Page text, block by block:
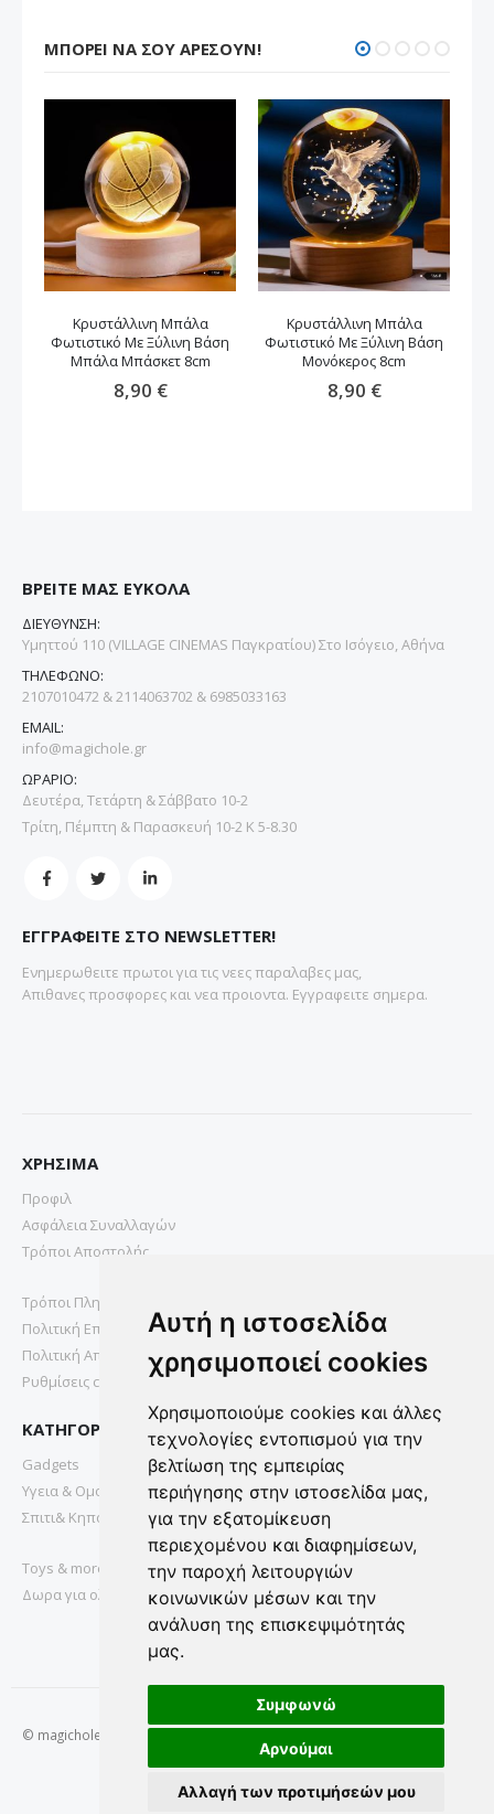
Αυτή η ιστοσελίδα
χρησιμοποιεί cookies
Χρησιμοποιούμε cookies και άλλες
τεχνολογίες εντοπισμού για την
βελτίωση της εμπειρίας
περιήγησης στην ιστοσελίδα μας,
για την εξατομίκευση
περιεχομένου και διαφημίσεων,
την παροχή λειτουργιών
κοινωνικών μέσων και την
ανάλυση της επισκεψιμότητάς
μας.
Συμφωνώ
Αρνούμαι
Αλλαγή των προτιμήσεών μου
ΜΠΟΡΕΊ ΝΑ ΣΟΥ ΑΡΈΣΟΥΝ!
Κρυστάλλινη Μπάλα
Φωτιστικό Με Ξύλινη Βάση
Μπάλα Μπάσκετ 8cm
8,90 €
Κρυστάλλινη Μπάλα
Φωτιστικό Με Ξύλινη Βάση
Μονόκερος 8cm
8,90 €
ΒΡΕΙΤΕ ΜΑΣ ΕΥΚΟΛΑ
ΔΙΕΥΘΥΝΣΗ:
Υμηττού 110 (VILLAGE CINEMAS Παγκρατίου) Στο Ισόγειο, Αθήνα
ΤΗΛΕΦΩΝΟ:
2107010472 & 2114063702 & 6985033163
EMAIL:
info@magichole.gr
ΩΡΑΡΙΟ:
Δευτέρα, Τετάρτη & Σάββατο 10-2
Τρίτη, Πέμπτη & Παρασκευή 10-2 Κ 5-8.30
ΕΓΓΡΑΦΕΙΤΕ ΣΤΟ NEWSLETTER!
Ενημερωθειτε πρωτοι για τις νεες παραλαβες μας,
Απιθανες προσφορες και νεα προιοντα. Εγγραφειτε σημερα.
ΧΡΗΣΙΜΑ
Προφιλ
Ασφάλεια Συναλλαγών
Τρόποι Αποστολής
Τρόποι Πληρωμής
Πολιτική Επιστροφών
Πολιτική Απορρήτου
Ρυθμίσεις cookies
ΚΑΤΗΓΟΡΙΕΣ
Gadgets
Υγεια & Ομορφια
Σπιτι& Κηπος
Toys & more
Δωρα για ολους
© magichole.gr 2022. All Rights Reserved.